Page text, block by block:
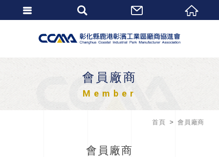
會員廠商
Member
首頁 會員廠商
會員廠商